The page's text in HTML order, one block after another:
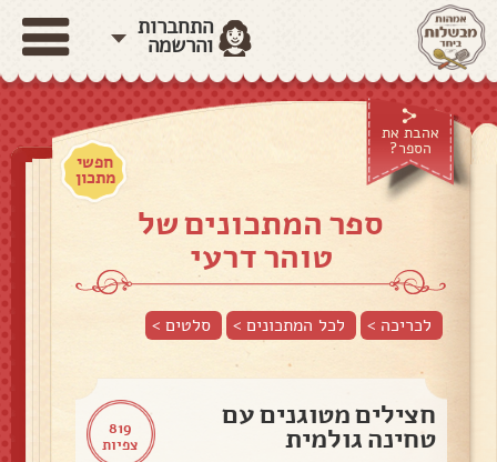
התחברות
והרשמה
אהבת את
הספר?
חפשי
מתכון
ספר המתכונים של
טוהר דרעי
לכריכה > לכל המתכונים > סלטים>
819
צפיות
חצילים מטוגנים עם
טחינה גולמית